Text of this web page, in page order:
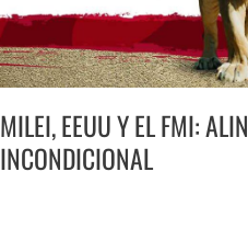
MILEI, EEUU Y EL FMI:
INCONDICIONAL